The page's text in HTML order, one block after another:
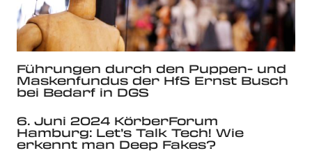
Führungen durch den Puppen- und
Maskenfundus der HfS Ernst Busch
bei Bedarf in DGS
6. Juni 2024 KörberForum
Hamburg: Let’s Talk Tech! Wie
erkennt man Deep Fakes?